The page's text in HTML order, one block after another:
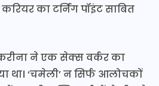
का टर्निंग पॉइंट साबित
ने एक सेक्स वर्कर का
था। ‘चमेली’ न सिर्फ आलोचकों